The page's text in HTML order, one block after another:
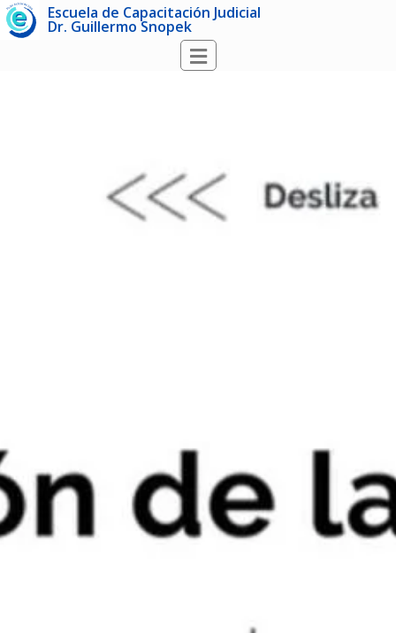
Escuela de Capacitación Judicial
Dr. Guillermo Snopek